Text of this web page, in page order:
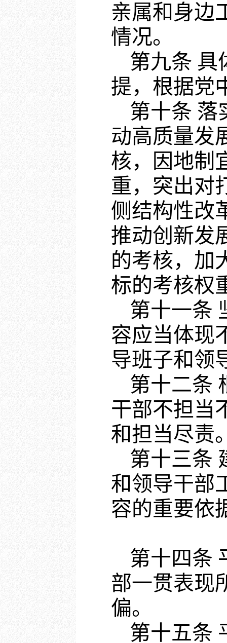
亲属和身边
情况。
第九条 具
提，根据党
第十条 落
动高质量发
核，因地制
重，突出对
侧结构性改
推动创新发
的考核，加
标的考核权
第十一条
容应当体现
导班子和领
第十二条
干部不担当
和担当尽责
第十三条
和领导干部
容的重要依
第十四条
部一贯表现
偏。
第十五条